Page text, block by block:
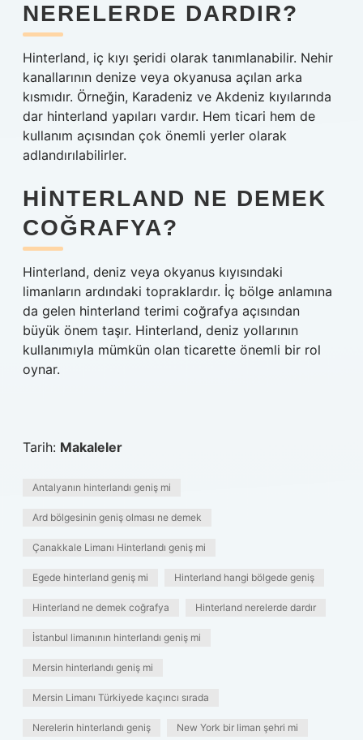
NERELERDE DARDIR?
Hinterland, iç kıyı şeridi olarak tanımlanabilir. Nehir
kanallarının denize veya okyanusa açılan arka
kısmıdır. Örneğin, Karadeniz ve Akdeniz kıyılarında
dar hinterland yapıları vardır. Hem ticari hem de
kullanım açısından çok önemli yerler olarak
adlandırılabilirler.
HINTERLAND NE DEMEK
COĞRAFYA?
Hinterland, deniz veya okyanus kıyısındaki
limanların ardındaki topraklardır. İç bölge anlamına
da gelen hinterland terimi coğrafya açısından
büyük önem taşır. Hinterland, deniz yollarının
kullanımıyla mümkün olan ticarette önemli bir rol
oynar.
Tarih: Makaleler
Antalyanın hinterlandı geniş mi
Ard bölgesinin geniş olması ne demek
Çanakkale Limanı Hinterlandı geniş mi
Egede hinterland geniş mi Hinterland hangi bölgede geniş
Hinterland ne demek coğrafya Hinterland nerelerde dardır
İstanbul limanının hinterlandı geniş mi
Mersin hinterlandı geniş mi
Mersin Limanı Türkiyede kaçıncı sırada
Nerelerin hinterlandı geniş New York bir liman şehri mi